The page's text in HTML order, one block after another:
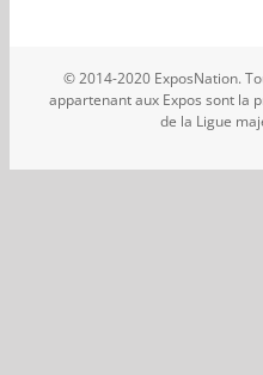
© 2014-2020 ExposNation.
appartenant aux Expos sont la
de la Ligue